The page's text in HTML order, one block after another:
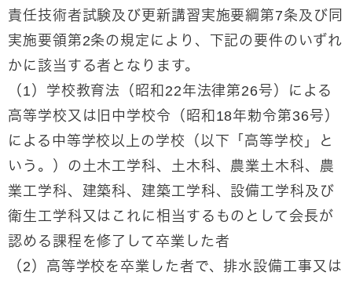
責任技術者試験及び更新講習実施要綱第7条及び同
実施要領第2条の規定により、下記の要件のいずれ
かに該当する者となります。
（1）学校教育法（昭和22年法律第26号）による
高等学校又は旧中学校令（昭和18年勅令第36号）
による中等学校以上の学校（以下「高等学校」と
いう。）の土木工学科、土木科、農業土木科、農
業工学科、建築科、建築工学科、設備工学科及び
衛生工学科又はこれに相当するものとして会長が
認める課程を修了して卒業した者
（2）高等学校を卒業した者で、排水設備工事又は